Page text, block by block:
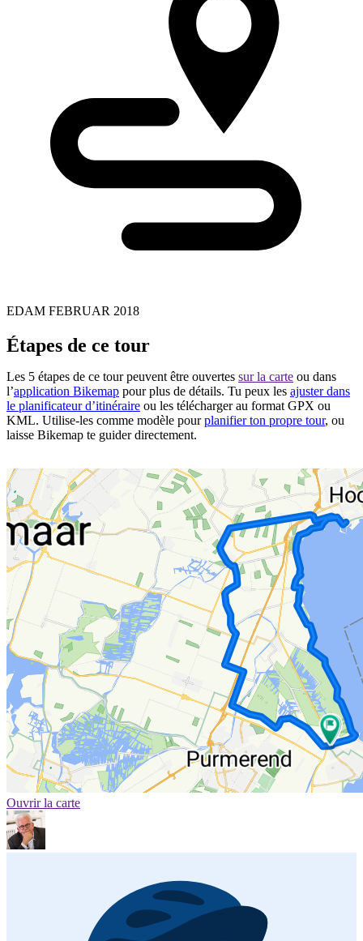
EDAM FEBRUAR 2018
Étapes de ce tour
Les 5 étapes de ce tour peuvent être ouvertes sur la carte ou dans
l’application Bikemap pour plus de détails. Tu peux les ajuster dans
le planificateur d’itinéraire ou les télécharger au format GPX ou
KML. Utilise-les comme modèle pourplanifier ton propre tour, ou
laisse Bikemap te guider directement.
Ouvrir la carte